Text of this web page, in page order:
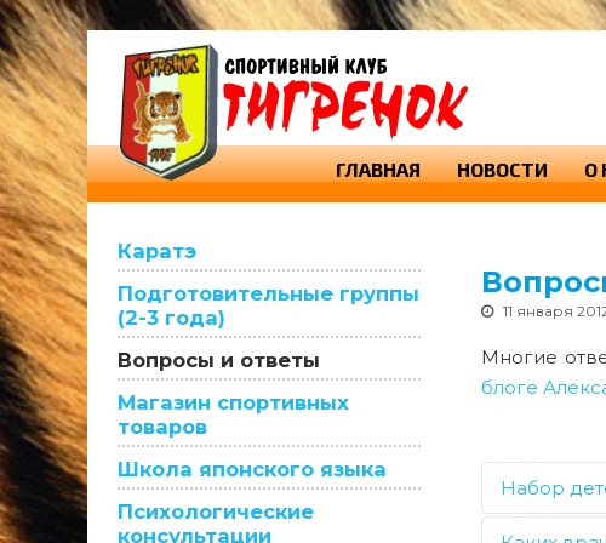
ГЛАВНАЯ НОВОСТИ О
11 января
Многие
блоге
Набор
Каратэ
Подготовительные группы
(2-3 года)
Вопросы и ответы
Магазин спортивных
товаров
Школа японского языка
Психологические
консультации